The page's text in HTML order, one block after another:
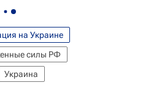
на Украине
силы РФ
Украина